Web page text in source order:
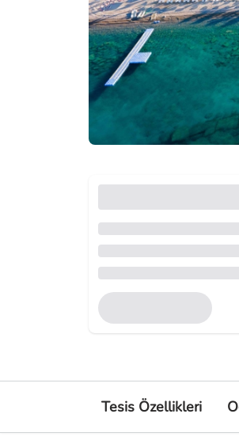
Tesis Özellikleri